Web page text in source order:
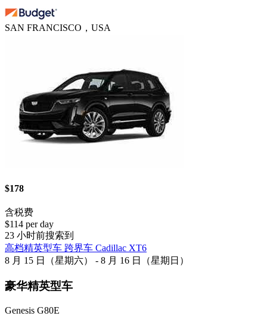
SAN FRANCISCO，USA
$178
含税费
$114 per day
23 小时前搜索到
高档精英型车 跨界车 Cadillac XT6
8 月 15 日（星期六） - 8 月 16 日（星期日）
豪华精英型车
Genesis G80E